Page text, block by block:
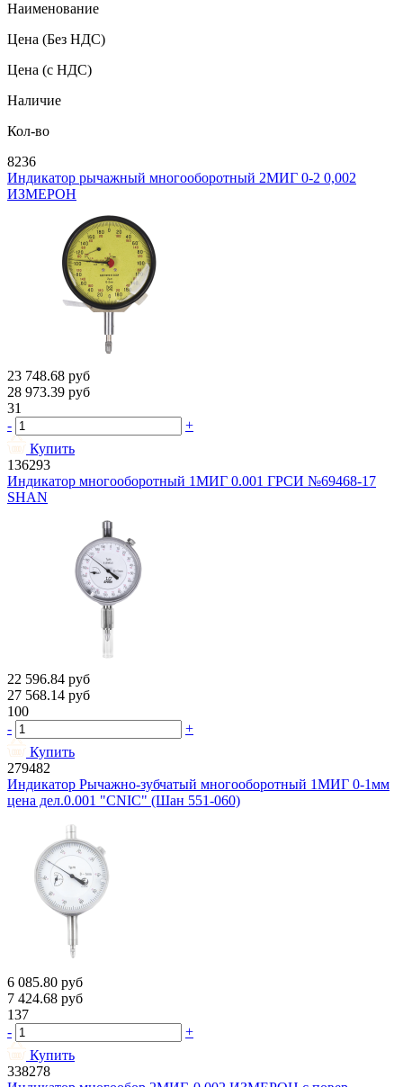
Наименование
Цена (Без НДС)
Цена (с НДС)
Наличие
Кол-во
8236
Индикатор рычажный многооборотный 2МИГ 0-2 0,002
ИЗМЕРОН
23 748.68 руб
28 973.39 руб
31
-
+
Купить
136293
Индикатор многооборотный 1МИГ 0.001 ГРСИ №69468-17
SHAN
22 596.84 руб
27 568.14 руб
100
-
+
Купить
279482
Индикатор Рычажно-зубчатый многооборотный 1МИГ 0-1мм
цена дел.0.001 "CNIC" (Шан 551-060)
6 085.80 руб
7 424.68 руб
137
-
+
Купить
338278